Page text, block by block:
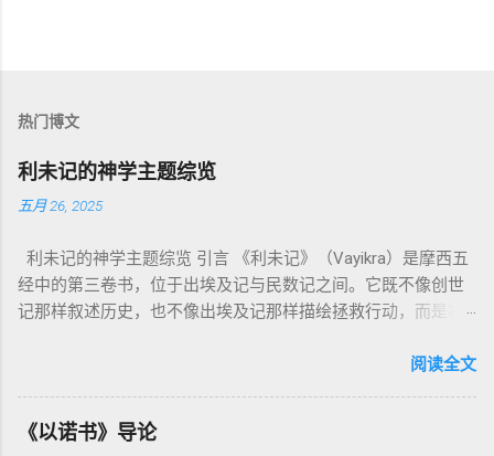
热门博文
利未记的神学主题综览
五月 26, 2025
利未记的神学主题综览 引言 《利未记》（Vayikra）是摩西五
经中的第三卷书，位于出埃及记与民数记之间。它既不像创世
记那样叙述历史，也不像出埃及记那样描绘拯救行动，而是将
内容看似仪式化，《利未记》却揭示了 神的临在如何规范人类
为我耶和华你们的神是圣洁的。”（利未记19:2） 这节经文构成
整卷书的中心神学。希伯来文“קָדוֹשׁ”（kadosh）不仅意味着道
阅读全文
《以诺书》导论